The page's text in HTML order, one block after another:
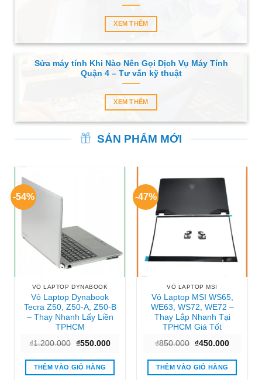
XEM THÊM
Sửa máy tính Khi Nào Nên Gọi Dịch Vụ Máy Tính
Quận 4 – Tư vấn kỹ thuật
XEM THÊM
SẢN PHẨM MỚI
-54%
VỎ LAPTOP DYNABOOK
Vỏ Laptop Dynabook
Tecra Z50, Z50-A, Z50-B
– Thay Nhanh Lấy Liền
TPHCM
₫1.200.000 Giá
là:
₫1.200.000.
₫550.000Giá
tại
₫550.000.
THÊM VÀO GIỎ HÀNG
-47%
VỎ LAPTOP MSI
Vỏ Laptop MSI WS65,
WE63, WS72, WE72 –
Thay Lắp Nhanh Tại
TPHCM Giá Tốt
₫850.000 Giá
là:
₫850.000.
₫450.000Giá
tại
THÊM VÀO GIỎ HÀNG